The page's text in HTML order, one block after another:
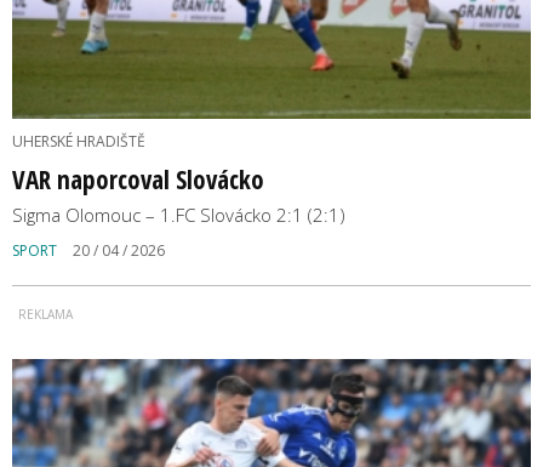
UHERSKÉ HRADIŠTĚ
VAR naporcoval Slovácko
Sigma Olomouc – 1.FC Slovácko 2:1 (2:1)
SPORT 20 / 04 / 2026